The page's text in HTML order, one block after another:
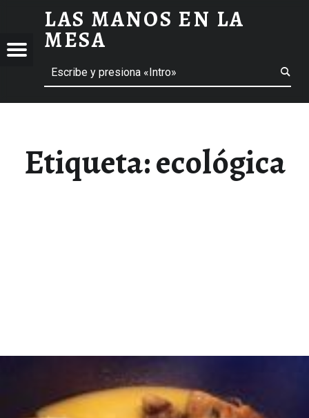
ECOLÓGICA ARCHIVOS - LAS MANOS EN LA MESA
LAS MANOS EN LA
MESA
Menú Buscar
Etiqueta:ecológica